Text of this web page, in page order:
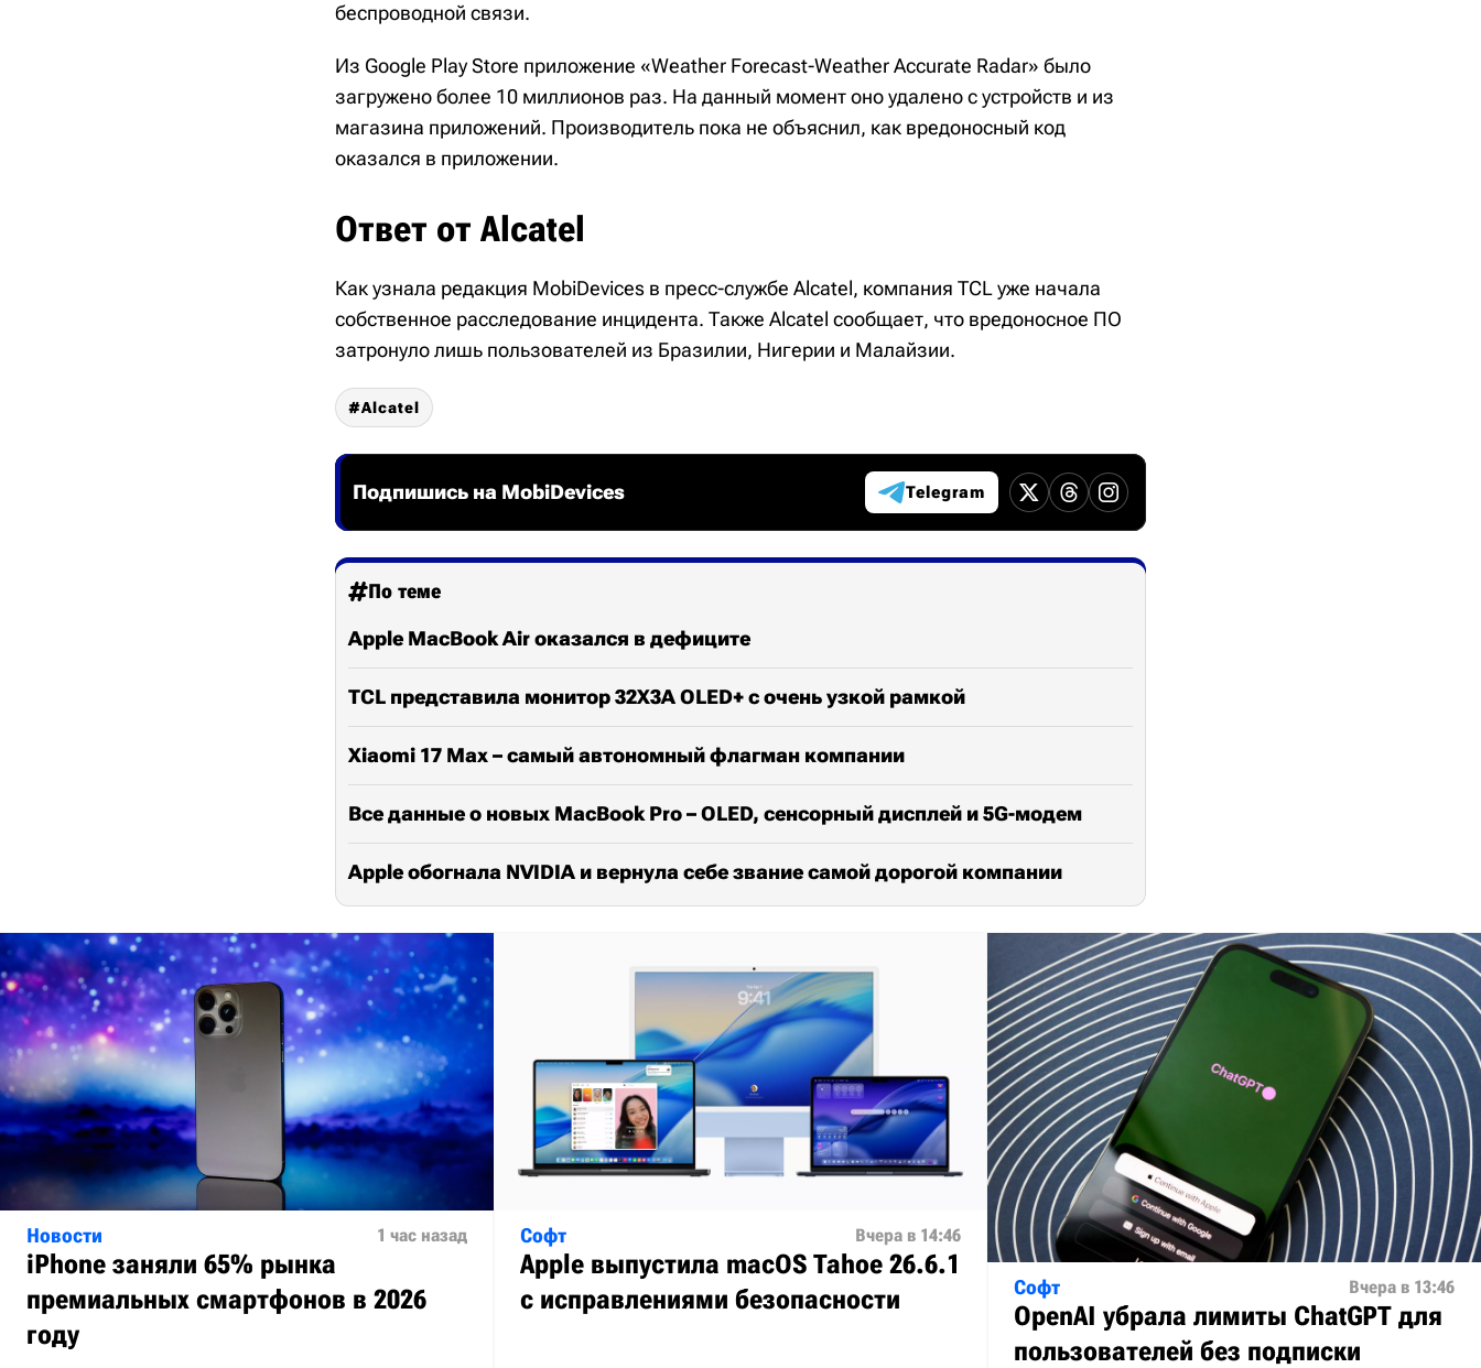
беспроводной связи.
Из Google Play Store приложение «Weather Forecast-Weather Accurate Radar» было
загружено более 10 миллионов раз. На данный момент оно удалено с устройств и из
магазина приложений. Производитель пока не объяснил, как вредоносный код
оказался в приложении.
Ответ от Alcatel
Как узнала редакция MobiDevices в пресс-службе Alcatel, компания TCL уже начала
собственное расследование инцидента. Также Alcatel сообщает, что вредоносное ПО
затронуло лишь пользователей из Бразилии, Нигерии и Малайзии.
Alcatel
Подпишись на MobiDevices Telegram
По теме
Apple MacBook Air оказался в дефиците
TCL представила монитор 32X3A OLED+ с очень узкой рамкой
Xiaomi 17 Max – самый автономный флагман компании
Все данные о новых MacBook Pro – OLED, сенсорный дисплей и 5G-модем
Apple обогнала NVIDIA и вернула себе звание самой дорогой компании
Новости 1 час назад
iPhone заняли 65% рынка
премиальных смартфонов в 2026
году
Софт Вчера в 14:46
Apple выпустила macOS Tahoe 26.6.1
с исправлениями безопасности
Софт Вчера в 13:46
OpenAI убрала лимиты ChatGPT для
пользователей без подписки